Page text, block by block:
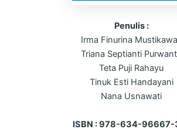
Penulis :
Irma Finurina
Triana Septianti
Teta Puji Rahayu
Tinuk Esti Handayani
Nana Usnawati
ISBN : 978-634-